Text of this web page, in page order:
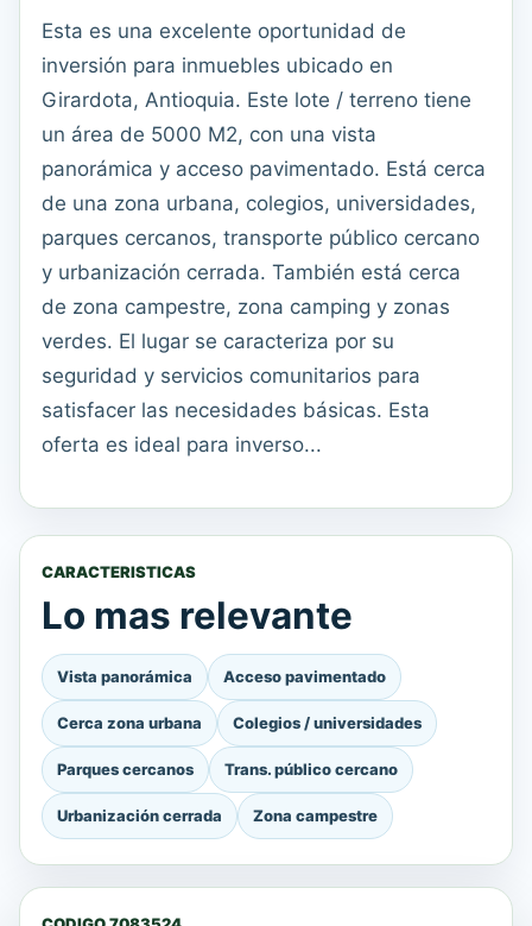
Esta es una excelente oportunidad de
inversión para inmuebles ubicado en
Girardota, Antioquia. Este lote / terreno tiene
un área de 5000 M2, con una vista
panorámica y acceso pavimentado. Está cerca
de una zona urbana, colegios, universidades,
parques cercanos, transporte público cercano
y urbanización cerrada. También está cerca
de zona campestre, zona camping y zonas
verdes. El lugar se caracteriza por su
seguridad y servicios comunitarios para
satisfacer las necesidades básicas. Esta
oferta es ideal para inverso...
CARACTERISTICAS
Lo mas relevante
Vista panorámica Acceso pavimentado
Cerca zona urbana Colegios / universidades
Parques cercanos Trans. público cercano
Urbanización cerrada Zona campestre